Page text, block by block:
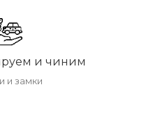
и чиним
и замки